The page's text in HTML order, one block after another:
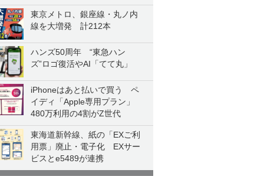
東京メトロ、銀座線・丸ノ内
線を大増発 計212本
ハンズ50周年 “東急ハン
ズ”ロゴ復活やAI「てて丸」
iPhoneはあと払いで買う ペ
イディ「Apple専用プラン」
480万利用の4割がZ世代
東海道新幹線、紙の「EXご利
用票」廃止・電子化 EXサー
ビスとe5489が連携